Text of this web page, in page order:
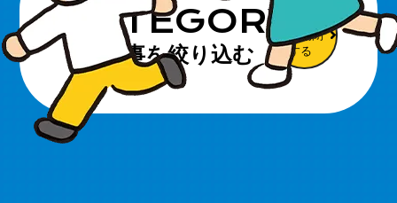
記事を絞り込む
CATEGORY
ーを開閉
する